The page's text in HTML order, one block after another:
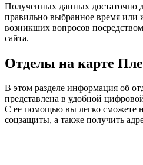
Полученных данных достаточно
правильно выбранное время или
возникших вопросов
сайта.
Отделы на карте
В этом разделе информация об
представлена в удобной
С ее помощью вы легко сможете
соцзащиты, а также получить